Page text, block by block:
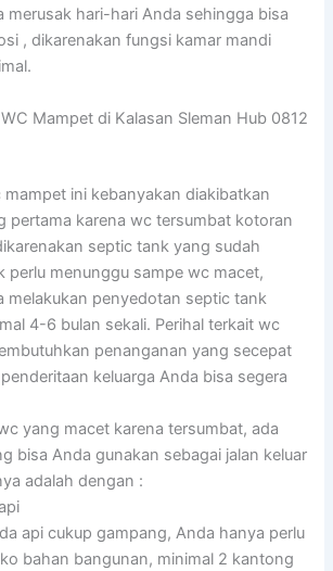
merusak hari-hari Anda sehingga bisa
, dikarenakan fungsi kamar mandi
Mampet di Kalasan Sleman Hub 0812
mampet ini kebanyakan diakibatkan
pertama karena wc tersumbat kotoran
septic tank yang sudah
perlu menunggu sampe wc macet,
melakukan penyedotan septic tank
4-6 bulan sekali. Perihal terkait wc
penanganan yang secepat
keluarga Anda bisa segera
yang macet karena tersumbat, ada
bisa Anda gunakan sebagai jalan keluar
adalah dengan :
api cukup gampang, Anda hanya perlu
bahan bangunan, minimal 2 kantong